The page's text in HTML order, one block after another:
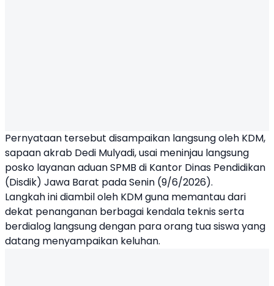
Pernyataan tersebut disampaikan langsung oleh KDM,
sapaan akrab Dedi Mulyadi, usai meninjau langsung
posko layanan aduan SPMB di Kantor Dinas Pendidikan
(Disdik) Jawa Barat pada Senin (9/6/2026).
Langkah ini diambil oleh KDM guna memantau dari
dekat penanganan berbagai kendala teknis serta
berdialog langsung dengan para orang tua siswa yang
datang menyampaikan keluhan.